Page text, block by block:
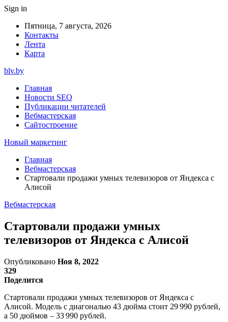
Sign in
Пятница, 7 августа, 2026
Контакты
Лента
Карта
blv.by
Главная
Новости SEO
Публикации читателей
Вебмастерская
Сайтостроение
Новый маркетинг
Главная
Вебмастерская
Стартовали продажи умных телевизоров от Яндекса с
Алисой
Вебмастерская
Стартовали продажи умных
телевизоров от Яндекса с Алисой
Опубликовано Ноя 8, 2022
329
Поделится
Стартовали продажи умных телевизоров от Яндекса с
Алисой. Модель с диагональю 43 дюйма стоит 29 990 рублей,
а 50 дюймов – 33 990 рублей.